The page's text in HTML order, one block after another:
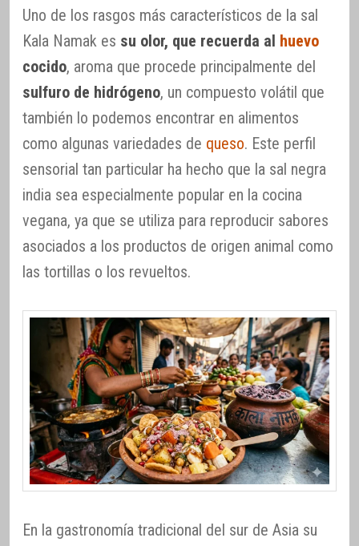
Uno de los rasgos más característicos de la sal
Kala Namak es su olor, que recuerda al huevo
cocido, aroma que procede principalmente del
sulfuro de hidrógeno, un compuesto volátil que
también lo podemos encontrar en alimentos
como algunas variedades de queso. Este perfil
sensorial tan particular ha hecho que la sal negra
india sea especialmente popular en la cocina
vegana, ya que se utiliza para reproducir sabores
asociados a los productos de origen animal como
las tortillas o los revueltos.
En la gastronomía tradicional del sur de Asia su